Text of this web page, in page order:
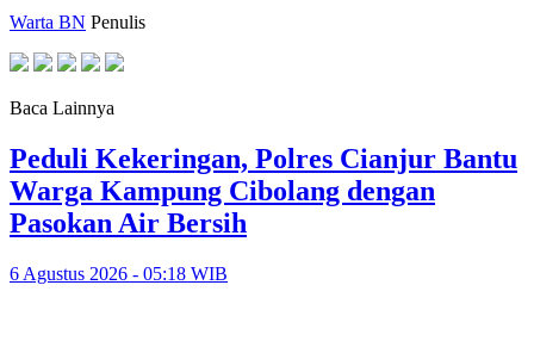
Warta BN Penulis
Baca Lainnya
Peduli Kekeringan, Polres Cianjur Bantu
Warga Kampung Cibolang dengan
Pasokan Air Bersih
6 Agustus 2026 - 05:18 WIB